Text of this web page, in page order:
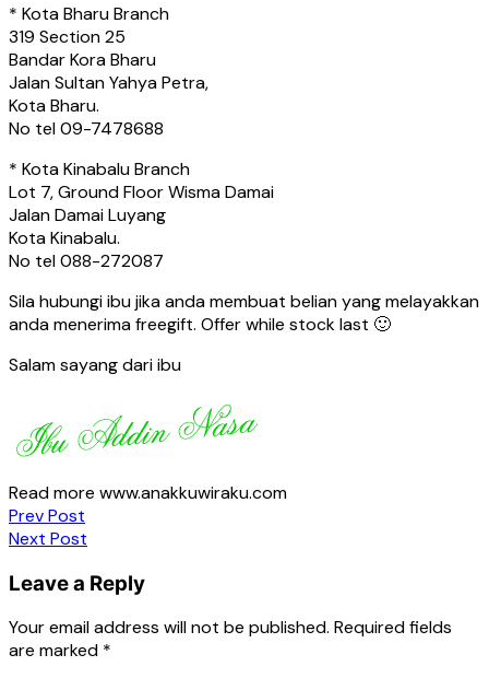
* Kota Bharu Branch
319 Section 25
Bandar Kora Bharu
Jalan Sultan Yahya Petra,
Kota Bharu.
No tel 09-7478688
* Kota Kinabalu Branch
Lot 7, Ground Floor Wisma Damai
Jalan Damai Luyang
Kota Kinabalu.
No tel 088-272087
Sila hubungi ibu jika anda membuat belian yang melayakkan
anda menerima freegift. Offer while stock last 🙂
Salam sayang dari ibu
Read more www.anakkuwiraku.com
Post
navigation
Prev Post
Next Post
Leave a Reply
Your email address will not be published. Required fields
are marked *